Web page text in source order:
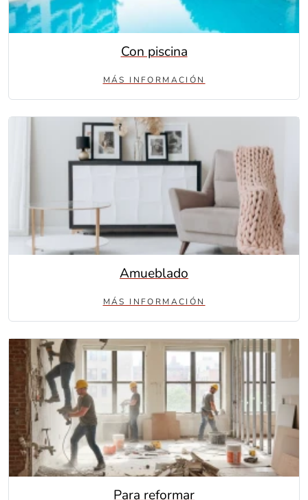
Con piscina
MÁS INFORMACIÓN
Amueblado
MÁS INFORMACIÓN
Para reformar